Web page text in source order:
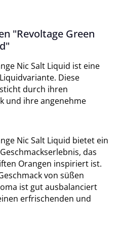
"Revoltage Green
Nic Salt Liquid ist eine
Diese
durch ihren
und ihre angenehme
Nic Salt Liquid bietet ein
das
Orangen inspiriert ist.
von süßen
ist gut ausbalanciert
erfrischenden und